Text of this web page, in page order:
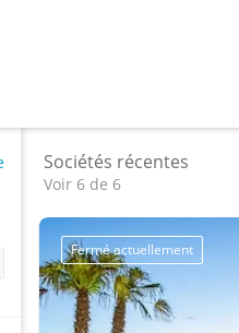
Sociétés récentes
Voir 6 de 6
Fermé actuellement